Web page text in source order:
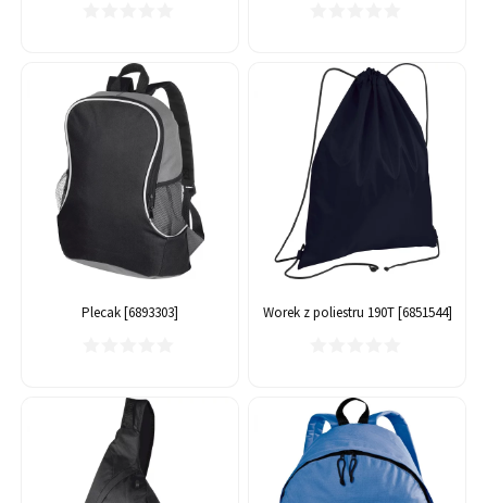
Plecak [6893303] Worek z poliestru 190T [6851544]